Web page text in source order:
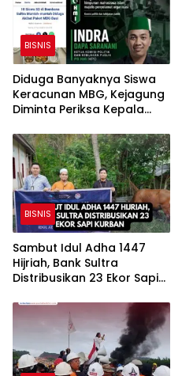
BISNIS
Diduga Banyaknya Siswa
Keracunan MBG, Kejagung
Diminta Periksa Kepala
17 Kabupaten dan Kota
BISNIS
Sambut Idul Adha 1447
Hijriah, Bank Sultra
Distribusikan 23 Ekor Sapi